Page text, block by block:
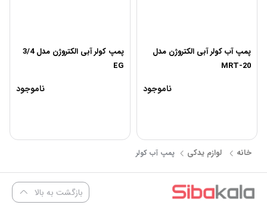
پمپ آب کولر آبی الکتروژن مدل
MRT-20
ناموجود
پمپ کولر آبی الکتروژن مدل 3/4
EG
ناموجود
خانه لوازم یدکی پمپ آب کولر
بازگشت به بالا